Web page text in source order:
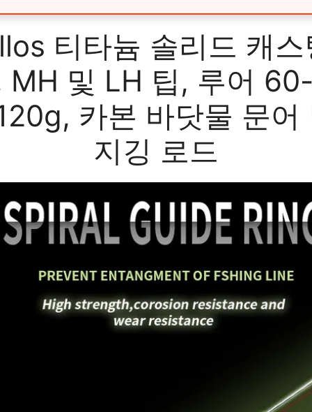
티타늄 솔리드 캐스
MH 및 LH 팁, 루어
카본 바닷물 문어
지깅 로드